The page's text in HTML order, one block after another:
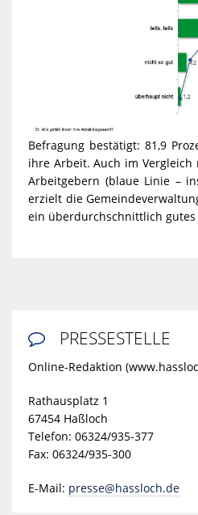
Befragung bestätigt: 81,9
ihre Arbeit. Auch im
Arbeitgebern (blaue Linie –
erzielt die
ein überdurchschnittlich gutes
 PRESSESTELLE
Online-Redaktion
Rathausplatz 1
67454 Haßloch
Telefon: 06324/935-377
Fax: 06324/935-300
E-Mail: presse@hassloch.de